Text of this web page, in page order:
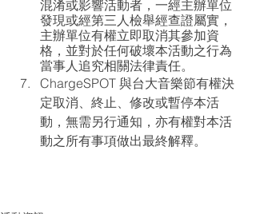
混淆或影響活動者，一經主辦單位
發現或經第三人檢舉經查證屬實，
主辦單位有權立即取消其參加資
格，並對於任何破壞本活動之行為
當事人追究相關法律責任。
ChargeSPOT 與台大音樂節有權決
定取消、終止、修改或暫停本活
動，無需另行通知，亦有權對本活
動之所有事項做出最終解釋。